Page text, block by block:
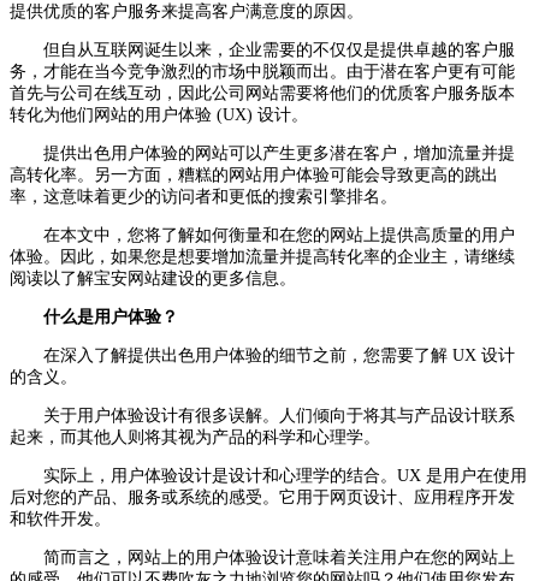
提供优质的客户服务来提高客户满意度的原因。
但自从互联网诞生以来，企业需要的不仅仅是提供卓越的客户服
务，才能在当今竞争激烈的市场中脱颖而出。由于潜在客户更有可能
首先与公司在线互动，因此公司网站需要将他们的优质客户服务版本
转化为他们网站的用户体验 (UX) 设计。
提供出色用户体验的网站可以产生更多潜在客户，增加流量并提
高转化率。另一方面，糟糕的网站用户体验可能会导致更高的跳出
率，这意味着更少的访问者和更低的搜索引擎排名。
在本文中，您将了解如何衡量和在您的网站上提供高质量的用户
体验。因此，如果您是想要增加流量并提高转化率的企业主，请继续
阅读以了解宝安网站建设的更多信息。
什么是用户体验？
在深入了解提供出色用户体验的细节之前，您需要了解 UX 设计
的含义。
关于用户体验设计有很多误解。人们倾向于将其与产品设计联系
起来，而其他人则将其视为产品的科学和心理学。
实际上，用户体验设计是设计和心理学的结合。UX 是用户在使用
后对您的产品、服务或系统的感受。它用于网页设计、应用程序开发
和软件开发。
简而言之，网站上的用户体验设计意味着关注用户在您的网站上